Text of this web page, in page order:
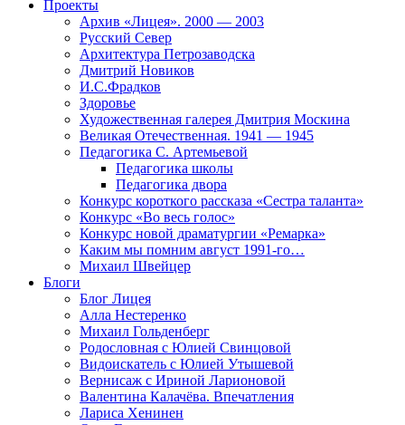
Проекты
Архив «Лицея». 2000 — 2003
Русский Север
Архитектура Петрозаводска
Дмитрий Новиков
И.С.Фрадков
Здоровье
Художественная галерея Дмитрия Москина
Великая Отечественная. 1941 — 1945
Педагогика С. Артемьевой
Педагогика школы
Педагогика двора
Конкурс короткого рассказа «Сестра таланта»
Конкурс «Во весь голос»
Конкурс новой драматургии «Ремарка»
Каким мы помним август 1991-го…
Михаил Швейцер
Блоги
Блог Лицея
Алла Нестеренко
Михаил Гольденберг
Родословная с Юлией Свинцовой
Видоискатель с Юлией Утышевой
Вернисаж с Ириной Ларионовой
Валентина Калачёва. Впечатления
Лариса Хенинен